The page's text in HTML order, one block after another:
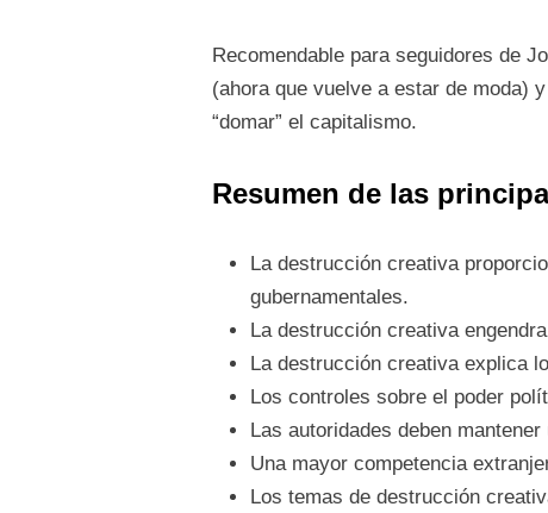
Recomendable para seguidores de
(ahora que vuelve a estar de moda)
“domar” el capitalismo.
Resumen de las
La destrucción creativa
gubernamentales.
La destrucción creativa
La destrucción creativa explica
Los controles sobre el poder
Las autoridades deben
Una mayor competencia
Los temas de destrucción